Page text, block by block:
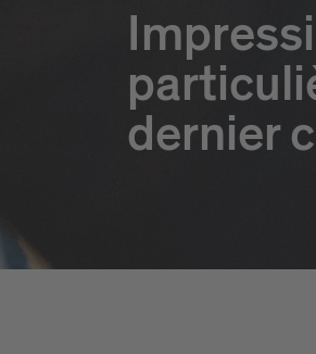
dernier